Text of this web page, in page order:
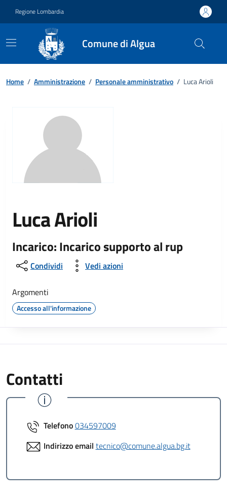
Regione Lombardia
Comune di Algua
Home / Amministrazione / Personale amministrativo / Luca Arioli
Luca Arioli
Incarico: Incarico supporto al rup
Condividi Vedi azioni
Argomenti
Accesso all'informazione
Contatti
Telefono034597009
Indirizzo email tecnico@comune.algua.bg.it